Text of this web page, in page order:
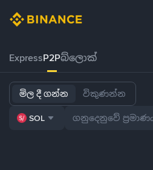
ExpressP2Pබ්ලොක්
මිල දී ගන්න විකුණන්න
SOL